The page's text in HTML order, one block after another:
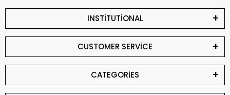
INSTİTUTİONAL
CUSTOMER SERVİCE
CATEGORİES